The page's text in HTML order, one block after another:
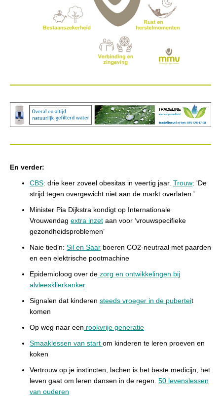
En verder:
CBS: drie keer zoveel obesitas in veertig jaar. Trouw: 'De
strijd tegen overgewicht niet aan de markt overlaten.'
Minister Pia Dijkstra kondigt op Internationale
Vrouwendag extra inzet aan voor ‘vrouwspecifieke
gezondheidsproblemen’
Naie tied’n: Sil en Saar boeren CO2-neutraal met paarden
en een elektrische pootmachine
Epidemioloog over de zorg en ontwikkelingen bij
alvleesklierkanker
Signalen dat kinderen steeds vroeger in de puberteit
komen
Op weg naar een rookvrije generatie
Smaaklessen van start om kinderen te leren proeven en
koken
Vertrouw op je instincten, lachen is het beste medicijn, het
leven gaat om leren dansen in de regen. 50 levenslessen
van ouderen